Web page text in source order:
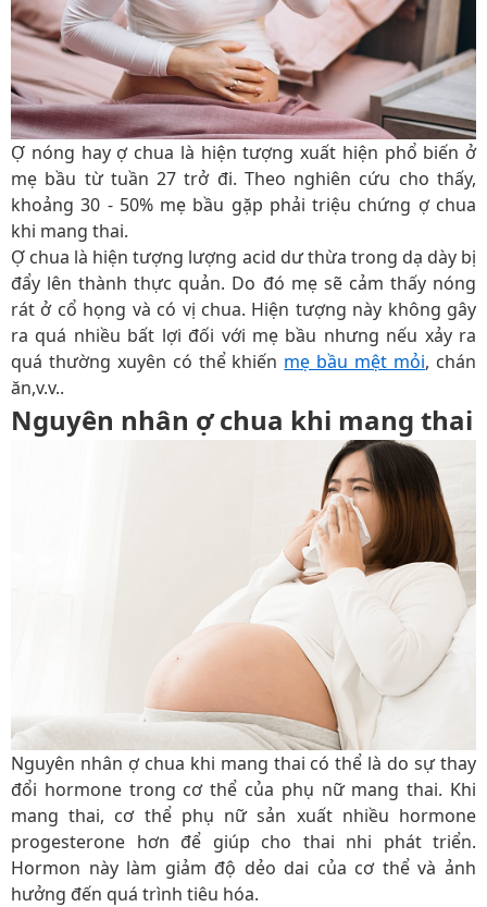
Ợ nóng hay ợ chua là hiện tượng xuất hiện phổ biến ở
mẹ bầu từ tuần 27 trở đi. Theo nghiên cứu cho thấy,
khoảng 30 - 50% mẹ bầu gặp phải triệu chứng ợ chua
khi mang thai.
Ợ chua là hiện tượng lượng acid dư thừa trong dạ dày bị
đẩy lên thành thực quản. Do đó mẹ sẽ cảm thấy nóng
rát ở cổ họng và có vị chua. Hiện tượng này không gây
ra quá nhiều bất lợi đối với mẹ bầu nhưng nếu xảy ra
quá thường xuyên có thể khiến mẹ bầu mệt mỏi, chán
ăn,v.v..
Nguyên nhân ợ chua khi mang thai
Nguyên nhân ợ chua khi mang thai có thể là do sự thay
đổi hormone trong cơ thể của phụ nữ mang thai. Khi
mang thai, cơ thể phụ nữ sản xuất nhiều hormone
progesterone hơn để giúp cho thai nhi phát triển.
Hormon này làm giảm độ dẻo dai của cơ thể và ảnh
hưởng đến quá trình tiêu hóa.